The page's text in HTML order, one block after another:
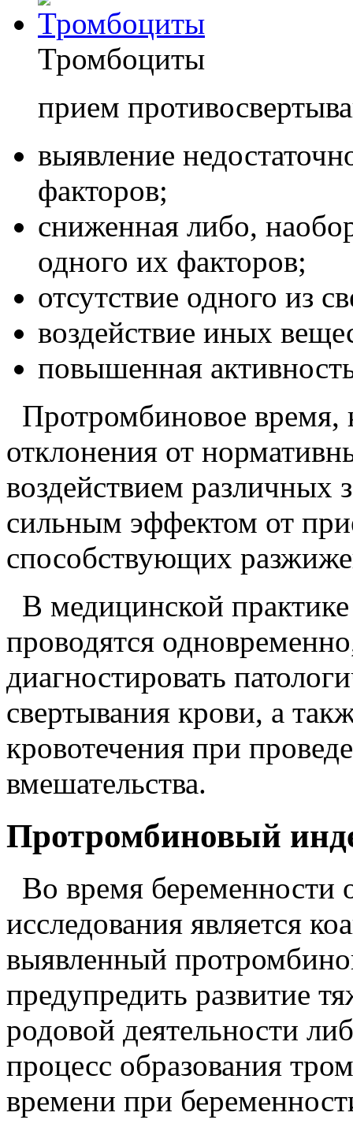
Тромбоциты
прием
выявление
факторов;
сниженная либо,
одного их факторов;
отсутствие одного из
воздействие иных
повышенная
Протромбиновое время,
отклонения от
воздействием различных
сильным эффектом от
способствующих
В медицинской практике
проводятся
диагностировать
свертывания крови, а
кровотечения при
вмешательства.
Протромбиновый
Во время беременности
исследования является
выявленный
предупредить развитие
родовой деятельности
процесс образования
времени при